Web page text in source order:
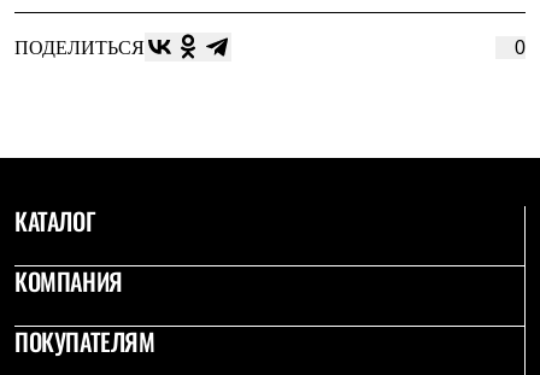
Среднее термобелье
Легкое термобелье
Утепленная пухом
Брюки
Комбинезоны
Куртки
Лёгкая одежда
Футболки
ПОДЕЛИТЬСЯ 0
КАТАЛОГ
КОМПАНИЯ
ПОКУПАТЕЛЯМ